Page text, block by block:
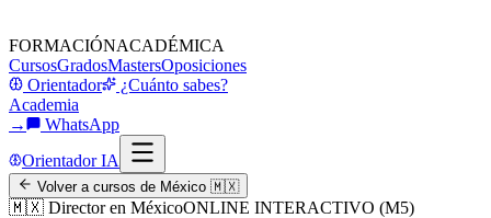
FORMACIÓNACADÉMICA
CursosGradosMastersOposiciones
Orientador
¿Cuánto sabes?
Academia
→
WhatsApp
Orientador IA
Volver a cursos de México 🇲🇽
🇲🇽 Director en MéxicoONLINE INTERACTIVO (M5)